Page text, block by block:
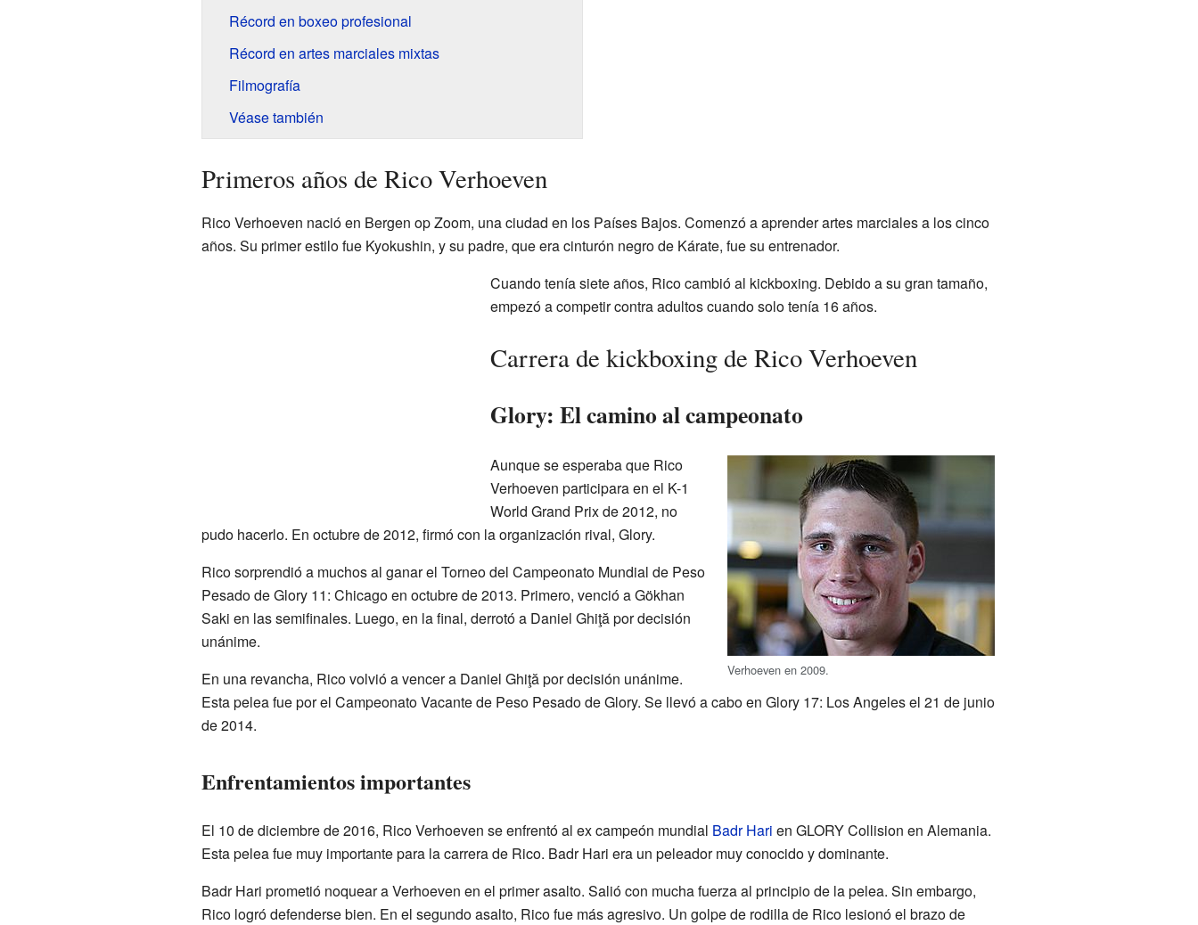
Récord en boxeo profesional
Récord en artes marciales mixtas
Filmografía
Véase también
Primeros años de Rico Verhoeven
Rico Verhoeven nació en Bergen op Zoom, una ciudad en los Países Bajos. Comenzó a aprender artes marciales a los cinco
años. Su primer estilo fue Kyokushin, y su padre, que era cinturón negro de Kárate, fue su entrenador.
Cuando tenía siete años, Rico cambió al kickboxing. Debido a su gran tamaño,
empezó a competir contra adultos cuando solo tenía 16 años.
Carrera de kickboxing de Rico Verhoeven
Glory: El camino al campeonato
Verhoeven en 2009.
Aunque se esperaba que Rico
Verhoeven participara en el K-1
World Grand Prix de 2012, no
pudo hacerlo. En octubre de 2012, firmó con la organización rival, Glory.
Rico sorprendió a muchos al ganar el Torneo del Campeonato Mundial de Peso
Pesado de Glory 11: Chicago en octubre de 2013. Primero, venció a Gökhan
Saki en las semifinales. Luego, en la final, derrotó a Daniel Ghiţă por decisión
unánime.
En una revancha, Rico volvió a vencer a Daniel Ghiţă por decisión unánime.
Esta pelea fue por el Campeonato Vacante de Peso Pesado de Glory. Se llevó a cabo en Glory 17: Los Angeles el 21 de junio
de 2014.
Enfrentamientos importantes
El 10 de diciembre de 2016, Rico Verhoeven se enfrentó al ex campeón mundial Badr Hari en GLORY Collision en Alemania.
Esta pelea fue muy importante para la carrera de Rico. Badr Hari era un peleador muy conocido y dominante.
Badr Hari prometió noquear a Verhoeven en el primer asalto. Salió con mucha fuerza al principio de la pelea. Sin embargo,
Rico logró defenderse bien. En el segundo asalto, Rico fue más agresivo. Un golpe de rodilla de Rico lesionó el brazo de